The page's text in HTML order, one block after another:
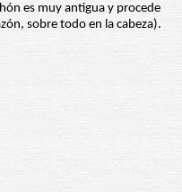
es muy antigua y procede
sobre todo en la cabeza).